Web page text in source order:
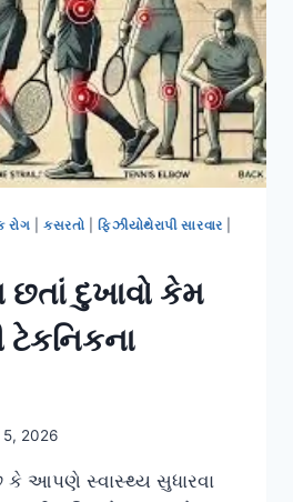
રોગ |કસરતો |ફિઝીયોથેરાપી સારવાર
દુખાવો કેમ
ટેકનિકના
5, 2026
આપણે સ્વાસ્થ્ય સુધારવા